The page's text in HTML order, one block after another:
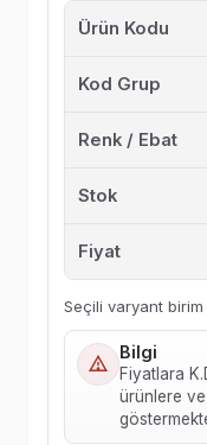
Ürün Kodu
Kod Grup
Renk / Ebat
Stok
Fiyat
Seçili varyant birim
Bilgi
Fiyatlara
ürünlere